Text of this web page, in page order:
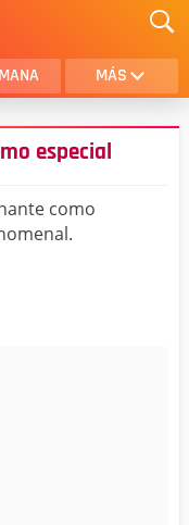
MÁS
AMOR
HIJA
especial
como